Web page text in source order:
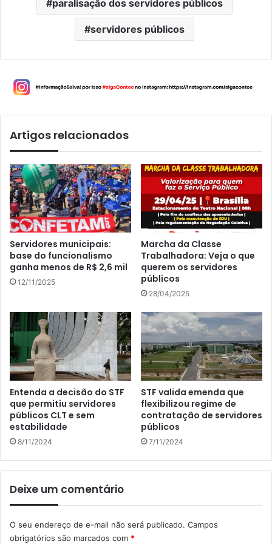
paralisação dos servidores públicos
servidores públicos
Artigos relacionados
Servidores municipais:
base do funcionalismo
ganha menos de R$ 2,6 mil
12/11/2025
Marcha da Classe
Trabalhadora: Veja o que
querem os servidores
públicos
28/04/2025
Entenda a decisão do STF
que permitiu servidores
públicos CLT e sem
estabilidade
8/11/2024
STF valida emenda que
flexibilizou regime de
contratação de servidores
públicos
7/11/2024
Deixe um comentário
O seu endereço de e-mail não será publicado. Campos
obrigatórios são marcados com *